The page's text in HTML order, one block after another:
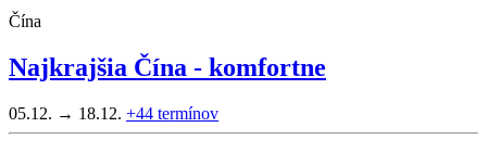
Čína
Najkrajšia Čína - komfortne
05.12. → 18.12. +44 termínov